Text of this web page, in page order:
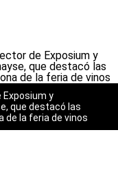
Exposium y
que destacó las
de la feria de vinos